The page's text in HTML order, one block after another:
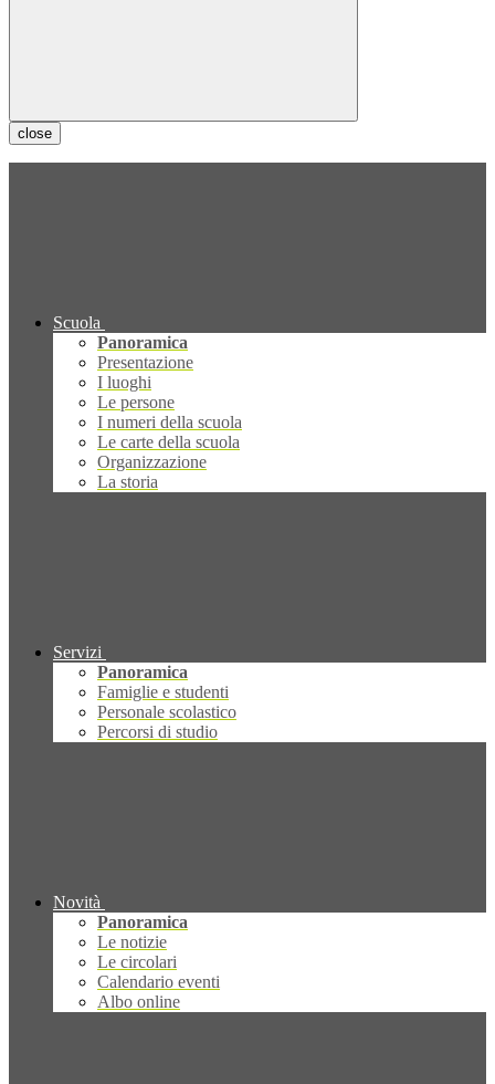
close
Scuola
Panoramica
Presentazione
I luoghi
Le persone
I numeri della scuola
Le carte della scuola
Organizzazione
La storia
Servizi
Panoramica
Famiglie e studenti
Personale scolastico
Percorsi di studio
Novità
Panoramica
Le notizie
Le circolari
Calendario eventi
Albo online